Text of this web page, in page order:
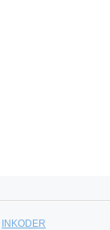
INKODER